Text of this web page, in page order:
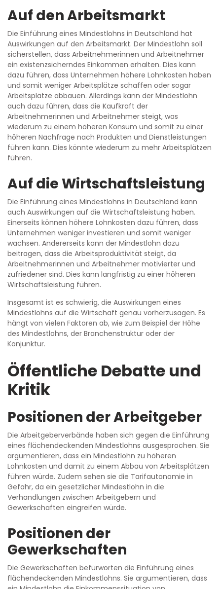
Auf den Arbeitsmarkt
Die Einführung eines Mindestlohns in Deutschland hat
Auswirkungen auf den Arbeitsmarkt. Der Mindestlohn soll
sicherstellen, dass Arbeitnehmerinnen und Arbeitnehmer
ein existenzsicherndes Einkommen erhalten. Dies kann
dazu führen, dass Unternehmen höhere Lohnkosten haben
und somit weniger Arbeitsplätze schaffen oder sogar
Arbeitsplätze abbauen. Allerdings kann der Mindestlohn
auch dazu führen, dass die Kaufkraft der
Arbeitnehmerinnen und Arbeitnehmer steigt, was
wiederum zu einem höheren Konsum und somit zu einer
höheren Nachfrage nach Produkten und Dienstleistungen
führen kann. Dies könnte wiederum zu mehr Arbeitsplätzen
führen.
Auf die Wirtschaftsleistung
Die Einführung eines Mindestlohns in Deutschland kann
auch Auswirkungen auf die Wirtschaftsleistung haben.
Einerseits können höhere Lohnkosten dazu führen, dass
Unternehmen weniger investieren und somit weniger
wachsen. Andererseits kann der Mindestlohn dazu
beitragen, dass die Arbeitsproduktivität steigt, da
Arbeitnehmerinnen und Arbeitnehmer motivierter und
zufriedener sind. Dies kann langfristig zu einer höheren
Wirtschaftsleistung führen.
Insgesamt ist es schwierig, die Auswirkungen eines
Mindestlohns auf die Wirtschaft genau vorherzusagen. Es
hängt von vielen Faktoren ab, wie zum Beispiel der Höhe
des Mindestlohns, der Branchenstruktur oder der
Konjunktur.
Öffentliche Debatte und
Kritik
Positionen der Arbeitgeber
Die Arbeitgeberverbände haben sich gegen die Einführung
eines flächendeckenden Mindestlohns ausgesprochen. Sie
argumentieren, dass ein Mindestlohn zu höheren
Lohnkosten und damit zu einem Abbau von Arbeitsplätzen
führen würde. Zudem sehen sie die Tarifautonomie in
Gefahr, da ein gesetzlicher Mindestlohn in die
Verhandlungen zwischen Arbeitgebern und
Gewerkschaften eingreifen würde.
Positionen der
Gewerkschaften
Die Gewerkschaften befürworten die Einführung eines
flächendeckenden Mindestlohns. Sie argumentieren, dass